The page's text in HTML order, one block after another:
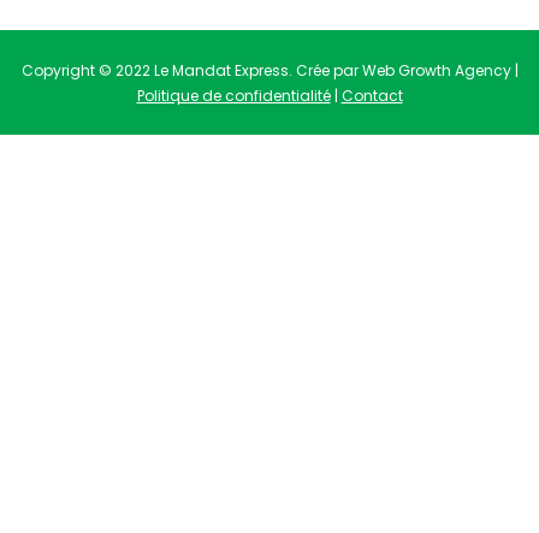
Copyright © 2022 Le Mandat Express. Crée par Web Growth Agency |
Politique de confidentialité| Contact